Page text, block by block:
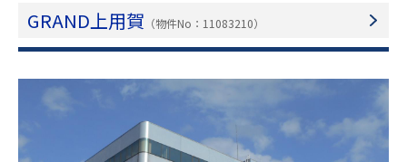
GRAND上用賀 （物件No：11083210）